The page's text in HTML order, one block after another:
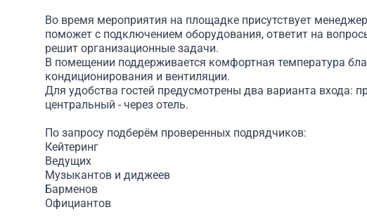
Во время мероприятия на площадке присутствует
поможет с подключением оборудования, ответит на
решит организационные задачи.
В помещении поддерживается комфортная температура
кондиционирования и вентиляции.
Для удобства гостей предусмотрены два варианта входа:
центральный - через отель.
По запросу подберём проверенных подрядчиков:
Кейтеринг
Ведущих
Музыкантов и диджеев
Барменов
Официантов